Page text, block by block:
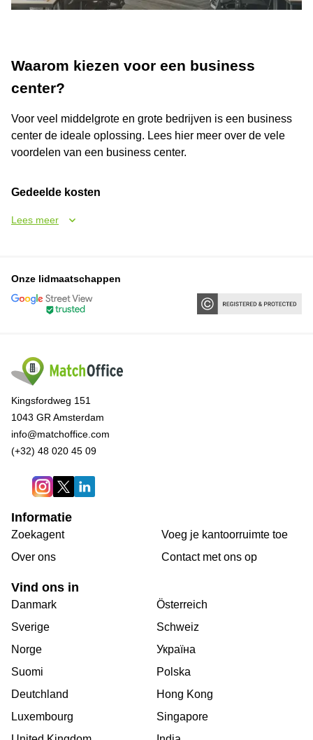
Waarom kiezen voor een business
center?
Voor veel middelgrote en grote bedrijven is een business
center de ideale oplossing. Lees hier meer over de vele
voordelen van een business center.
Gedeelde kosten
Lees meer
Onze lidmaatschappen
Kingsfordweg 151
1043 GR Amsterdam
info@matchoffice.com
(+32) 48 020 45 09
Informatie
Zoekagent
Over ons
Voeg je kantoorruimte toe
Сontact met ons op
Vind ons in
Danmark
Sverige
Norge
Suomi
Deutchland
Luxembourg
Österreich
Schweiz
Україна
Polska
Hong Kong
Singapore